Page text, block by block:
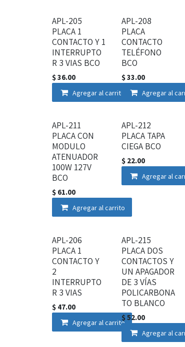
APL-205
PLACA 1
CONTACTO Y 1
INTERRUPTO
R 3 VIAS BCO
$36.00
Agregar al carrito
APL-208
PLACA
CONTACTO
TELÉFONO
BCO
$33.00
Agregar al
APL-211
PLACA CON
MODULO
ATENUADOR
100W 127V
BCO
$ 61.00
Agregar al carrito
APL-212
PLACA TAPA
CIEGA BCO
$ 22.00
Agregar al
APL-206
PLACA 1
CONTACTO Y
2
INTERRUPTO
R 3 VIAS
$ 47.00
Agregar al carrito
APL-215
PLACA DOS
CONTACTOS Y
UN APAGADOR
DE 3 VÍAS
POLICARBONA
TO BLANCO
$52.00
Agregar al